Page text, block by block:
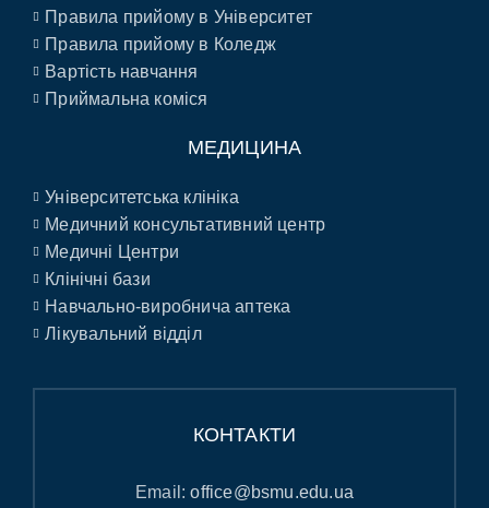
Правила прийому в Університет
Правила прийому в Коледж
Вартість навчання
Приймальна коміся
МЕДИЦИНА
Університетська клініка
Медичний консультативний центр
Медичні Центри
Клінічні бази
Навчально-виробнича аптека
Лікувальний відділ
КОНТАКТИ
Email:office@bsmu.edu.ua